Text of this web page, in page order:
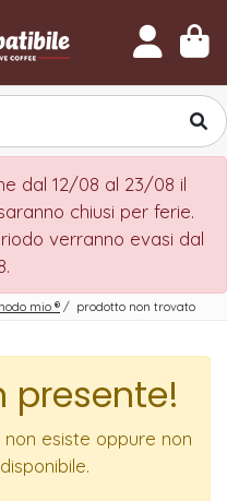
dal 12/08 al 23/08 il
chiusi per ferie.
verranno evasi dal
mio ® / prodotto non trovato
presente!
esiste oppure non